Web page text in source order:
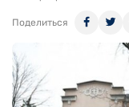
Поделиться